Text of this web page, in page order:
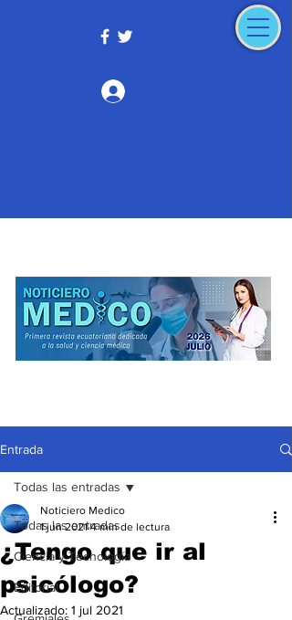
Entrada
Todas las entradas
Ciencia y Tecnología
Editorial
Todas las entradas
¿Tengo que ir al
psicólogo?
Noticiero Medico
1 jun 2021 4 min de lectura
Actualizado: 1 jul 2021